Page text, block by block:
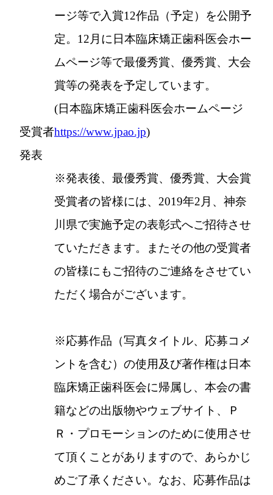
受賞者
発表
ージ等で入賞12作品（予定）を公開予
定。12月に日本臨床矯正歯科医会ホー
ムページ等で最優秀賞、優秀賞、大会
賞等の発表を予定しています。
(日本臨床矯正歯科医会ホームページ
https://www.jpao.jp)
※発表後、最優秀賞、優秀賞、大会賞
受賞者の皆様には、2019年2月、神奈
川県で実施予定の表彰式へご招待させ
ていただきます。またその他の受賞者
の皆様にもご招待のご連絡をさせてい
ただく場合がございます。
※応募作品（写真タイトル、応募コメ
ントを含む）の使用及び著作権は日本
臨床矯正歯科医会に帰属し、本会の書
籍などの出版物やウェブサイト、Ｐ
Ｒ・プロモーションのために使用させ
て頂くことがありますので、あらかじ
めご了承ください。なお、応募作品は